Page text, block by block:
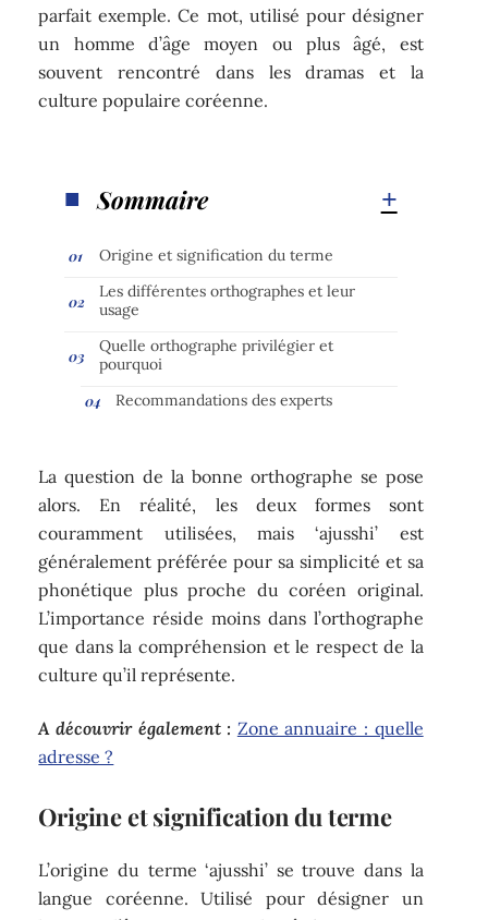
parfait exemple. Ce mot, utilisé pour désigner
un homme d’âge moyen ou plus âgé, est
souvent rencontré dans les dramas et la
culture populaire coréenne.
Sommaire
Origine et signification du terme
Les différentes orthographes et leur
usage
Quelle orthographe privilégier et
pourquoi
Recommandations des experts
La question de la bonne orthographe se pose
alors. En réalité, les deux formes sont
couramment utilisées, mais ‘ajusshi’ est
généralement préférée pour sa simplicité et sa
phonétique plus proche du coréen original.
L’importance réside moins dans l’orthographe
que dans la compréhension et le respect de la
culture qu’il représente.
A découvrir également : Zone annuaire : quelle
adresse ?
Origine et signification du terme
L’origine du terme ‘ajusshi’ se trouve dans la
langue coréenne. Utilisé pour désigner un